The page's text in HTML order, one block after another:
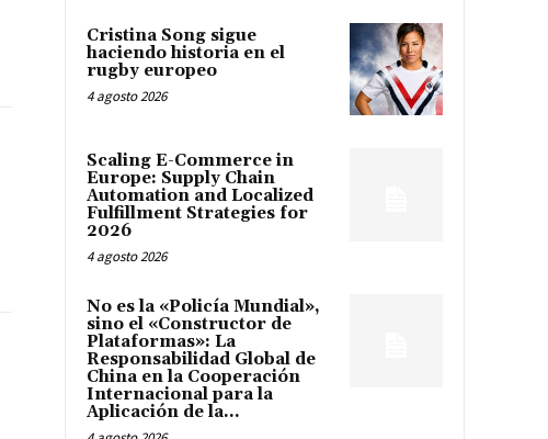
Cristina Song sigue
haciendo historia en el
rugby europeo
4 agosto 2026
Scaling E-Commerce in
Europe: Supply Chain
Automation and Localized
Fulfillment Strategies for
2026
4 agosto 2026
No es la «Policía Mundial»,
sino el «Constructor de
Plataformas»: La
Responsabilidad Global de
China en la Cooperación
Internacional para la
Aplicación de la...